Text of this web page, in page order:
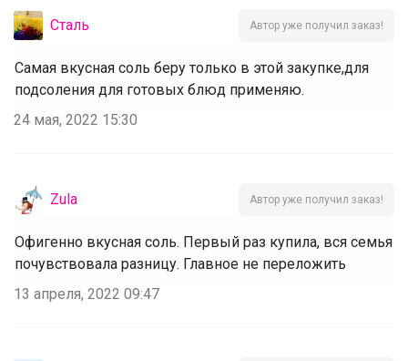
Сталь Автор уже получил заказ!
Самая вкусная соль беру только в этой закупке,для
подсоления для готовых блюд применяю.
24 мая, 2022 15:30
Zula Автор уже получил заказ!
Офигенно вкусная соль. Первый раз купила, вся семья
почувствовала разницу. Главное не переложить
13 апреля, 2022 09:47